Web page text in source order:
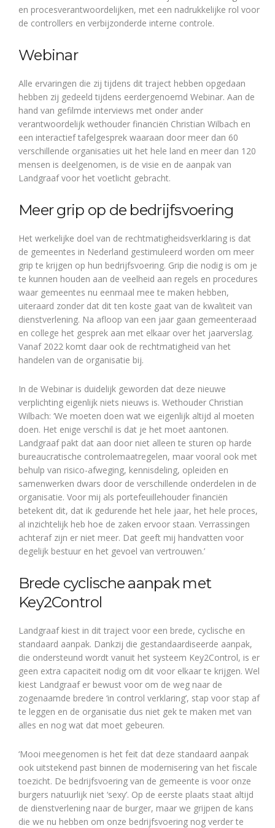
en procesverantwoordelijken, met een nadrukkelijke rol voor
de controllers en verbijzonderde interne controle.
Webinar
Alle ervaringen die zij tijdens dit traject hebben opgedaan
hebben zij gedeeld tijdens eerdergenoemd Webinar. Aan de
hand van gefilmde interviews met onder ander
verantwoordelijk wethouder financiën Christian Wilbach en
een interactief tafelgesprek waaraan door meer dan 60
verschillende organisaties uit het hele land en meer dan 120
mensen is deelgenomen, is de visie en de aanpak van
Landgraaf voor het voetlicht gebracht.
Meer grip op de bedrijfsvoering
Het werkelijke doel van de rechtmatigheidsverklaring is dat
de gemeentes in Nederland gestimuleerd worden om meer
grip te krijgen op hun bedrijfsvoering. Grip die nodig is om je
te kunnen houden aan de veelheid aan regels en procedures
waar gemeentes nu eenmaal mee te maken hebben,
uiteraard zonder dat dit ten koste gaat van de kwaliteit van
dienstverlening. Na afloop van een jaar gaan gemeenteraad
en college het gesprek aan met elkaar over het jaarverslag.
Vanaf 2022 komt daar ook de rechtmatigheid van het
handelen van de organisatie bij.
In de Webinar is duidelijk geworden dat deze nieuwe
verplichting eigenlijk niets nieuws is. Wethouder Christian
Wilbach: ‘We moeten doen wat we eigenlijk altijd al moeten
doen. Het enige verschil is dat je het moet aantonen.
Landgraaf pakt dat aan door niet alleen te sturen op harde
bureaucratische controlemaatregelen, maar vooral ook met
behulp van risico-afweging, kennisdeling, opleiden en
samenwerken dwars door de verschillende onderdelen in de
organisatie. Voor mij als portefeuillehouder financiën
betekent dit, dat ik gedurende het hele jaar, het hele proces,
al inzichtelijk heb hoe de zaken ervoor staan. Verrassingen
achteraf zijn er niet meer. Dat geeft mij handvatten voor
degelijk bestuur en het gevoel van vertrouwen.’
Brede cyclische aanpak met
Key2Control
Landgraaf kiest in dit traject voor een brede, cyclische en
standaard aanpak. Dankzij die gestandaardiseerde aanpak,
die ondersteund wordt vanuit het systeem Key2Control, is er
geen extra capaciteit nodig om dit voor elkaar te krijgen. Wel
kiest Landgraaf er bewust voor om de weg naar de
zogenaamde bredere ‘in control verklaring’, stap voor stap af
te leggen en de organisatie dus niet gek te maken met van
alles en nog wat dat moet gebeuren.
‘Mooi meegenomen is het feit dat deze standaard aanpak
ook uitstekend past binnen de modernisering van het fiscale
toezicht. De bedrijfsvoering van de gemeente is voor onze
burgers natuurlijk niet ‘sexy’. Op de eerste plaats staat altijd
de dienstverlening naar de burger, maar we grijpen de kans
die we nu hebben om onze bedrijfsvoering nog verder te